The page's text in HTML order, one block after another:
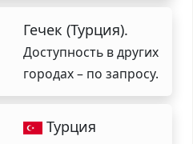
Гечек (Турция).
Доступность в других
городах – по запросу.
Турция